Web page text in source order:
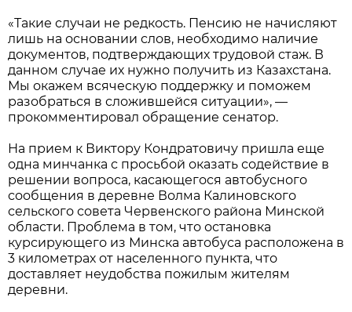
«Такие случаи не редкость. Пенсию не начисляют
лишь на основании слов, необходимо наличие
документов, подтверждающих трудовой стаж. В
данном случае их нужно получить из Казахстана.
Мы окажем всяческую поддержку и поможем
разобраться в сложившейся ситуации», —
прокомментировал обращение сенатор.
На прием к Виктору Кондратовичу пришла еще
одна минчанка с просьбой оказать содействие в
решении вопроса, касающегося автобусного
сообщения в деревне Волма Калиновского
сельского совета Червенского района Минской
области. Проблема в том, что остановка
курсирующего из Минска автобуса расположена в
3 километрах от населенного пункта, что
доставляет неудобства пожилым жителям
деревни.